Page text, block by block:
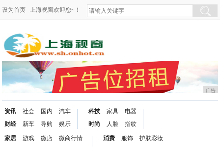
设为首页 上海视窗欢迎您~！
广告
资讯
财经
社会
新车
国内
导购
汽车
娱乐
科技
时尚
家具
人脸
电器
指纹
家居
游戏
微店
微商行情
消费
服饰
护肤彩妆